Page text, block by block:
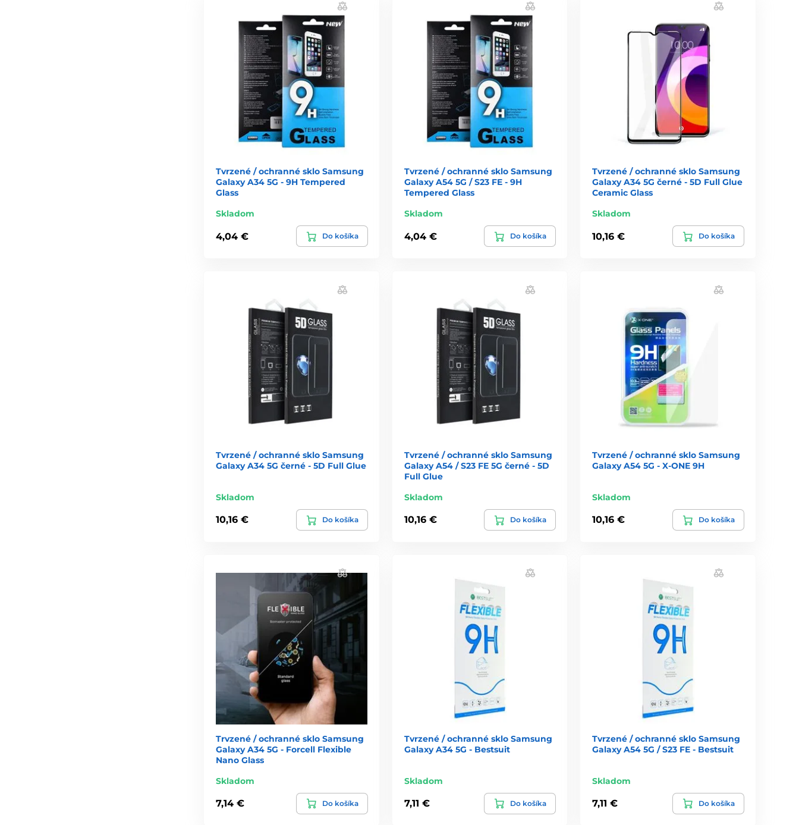
Tvrzené / ochranné sklo Samsung
Galaxy A34 5G - 9H Tempered
Glass
Skladom
4,04 € Do košíka
Tvrzené / ochranné sklo Samsung
Galaxy A54 5G / S23 FE - 9H
Tempered Glass
Skladom
4,04 € Do košíka
Tvrzené / ochranné sklo Samsung
Galaxy A34 5G černé - 5D Full Glue
Ceramic Glass
Skladom
10,16 € Do košíka
Tvrzené / ochranné sklo Samsung
Galaxy A34 5G černé - 5D Full Glue
Skladom
10,16 € Do košíka
Tvrzené / ochranné sklo Samsung
Galaxy A54 / S23 FE 5G černé - 5D
Full Glue
Skladom
10,16 € Do košíka
Tvrzené / ochranné sklo Samsung
Galaxy A54 5G - X-ONE 9H
Skladom
10,16 € Do košíka
Trvzené / ochranné sklo Samsung
Galaxy A34 5G - Forcell Flexible
Nano Glass
Skladom
7,14 € Do košíka
Tvrzené / ochranné sklo Samsung
Galaxy A34 5G - Bestsuit
Skladom
7,11 € Do košíka
Tvrzené / ochranné sklo Samsung
Galaxy A54 5G / S23 FE - Bestsuit
Skladom
7,11 € Do košíka